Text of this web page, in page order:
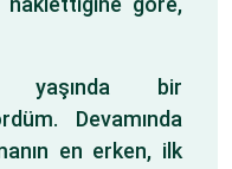
bir
Devamında
en erken, ilk